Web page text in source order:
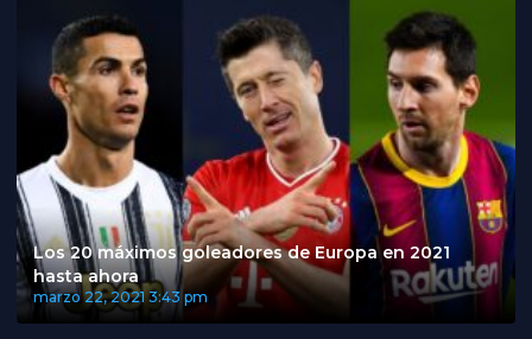
Los 20 máximos goleadores de Europa en 2021
hasta ahora
marzo 22, 2021 3:43 pm